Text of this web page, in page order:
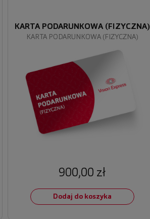
KARTA PODARUNKOWA (FIZYCZNA)
KARTA PODARUNKOWA (FIZYCZNA)
900,00 zł
Dodaj do koszyka